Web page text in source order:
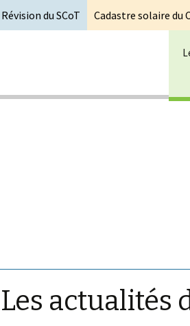
Révision du SCoT Cadastre solaire du
Les actualités